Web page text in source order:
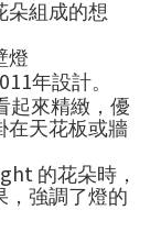
朵組成的想
燈
年設計。
起來精緻，優
在天花板或牆
的花朵時，
，強調了燈的